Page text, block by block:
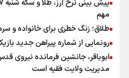
مهم
طلاق؛ زنگ خطری برای خانواده و
رونمایی از شماره پیراهن جدید
ابوباقر، جانشین فرمانده نیروی
مدیریت ولایت فقیه است